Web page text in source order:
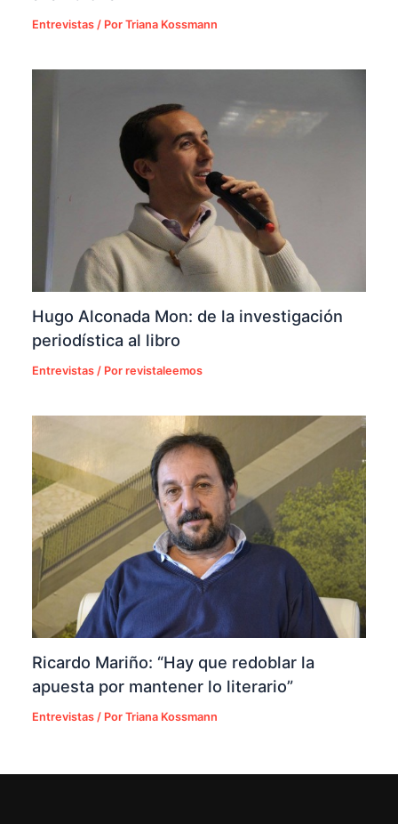
Entrevistas / PorTriana Kossmann
Hugo Alconada Mon: de la investigación
periodística al libro
Entrevistas / Porrevistaleemos
Ricardo Mariño: “Hay que redoblar la
apuesta por mantener lo literario”
Entrevistas / PorTriana Kossmann